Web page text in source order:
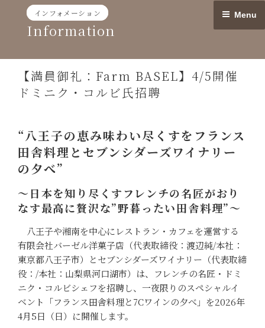
content
Menu
インフォメーション
Information
【満員御礼：Farm BASEL】4/5開催
ドミニク・コルビ氏招聘
“八王子の恵み味わい尽くすをフランス
田舎料理とセブンシダーズワイナリー
の夕べ”
〜日本を知り尽くすフレンチの名匠がおり
なす最高に贅沢な”野暮ったい田舎料理”〜
八王子や湘南を中心にレストラン・カフェを運営する
有限会社バーゼル洋菓子店（代表取締役：渡辺純/本社：
東京都八王子市）とセブンシダーズワイナリー（代表取締
役：/本社：山梨県河口湖市）は、フレンチの名匠・ドミ
ニク・コルビシェフを招聘し、一夜限りのスペシャルイ
ベント「フランス田舎料理と7Cワインの夕べ」を2026年
4月5日（日）に開催します。